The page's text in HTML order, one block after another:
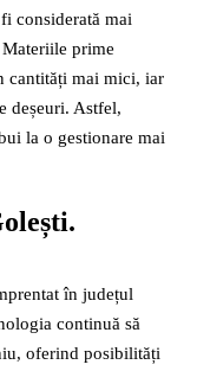
considerată mai
prime
cantități mai mici, iar
deșeuri. Astfel,
la o gestionare mai
în județul
continuă să
oferind posibilități